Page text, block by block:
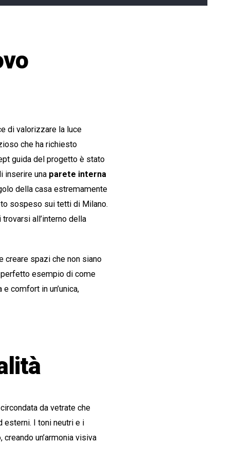
di valorizzare la luce
che ha richiesto
guida del progetto è stato
inserire una parete interna
della casa estremamente
sospeso sui tetti di Milano.
all’interno della
creare spazi che non siano
perfetto esempio di come
comfort in un’unica,
da vetrate che
esterni. I toni neutri e i
un’armonia visiva